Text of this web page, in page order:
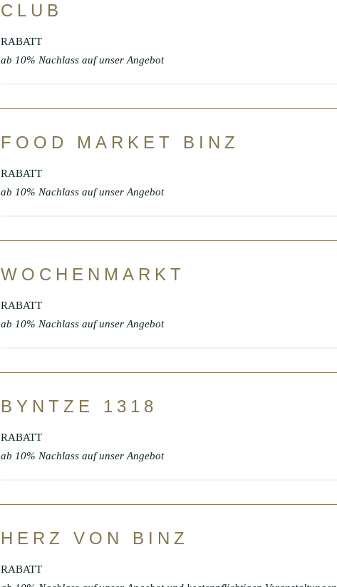
CLUB
RABATT
ab 10% Nachlass auf unser Angebot
FOOD MARKET BINZ
RABATT
ab 10% Nachlass auf unser Angebot
WOCHENMARKT
RABATT
ab 10% Nachlass auf unser Angebot
BYNTZE 1318
RABATT
ab 10% Nachlass auf unser Angebot
HERZ VON BINZ
RABATT